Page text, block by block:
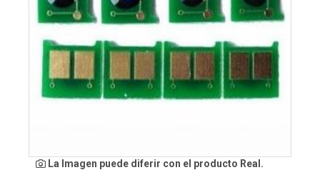
La Imagen puede diferir con el producto Real.